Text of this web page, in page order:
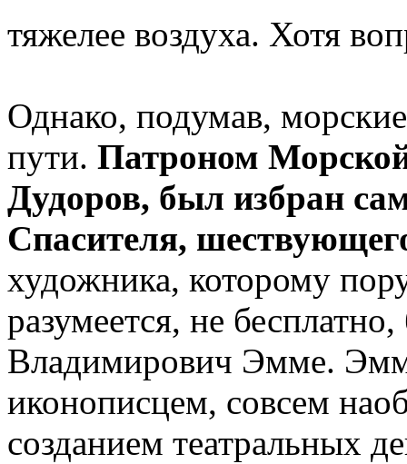
тяжелее воздуха. Хотя
Однако, подумав,
пути. Патроном
Дудоров, был избран
Спасителя,
художника, которому
разумеется, не
Владимирович Эмме.
иконописцем, совсем
созданием театральных